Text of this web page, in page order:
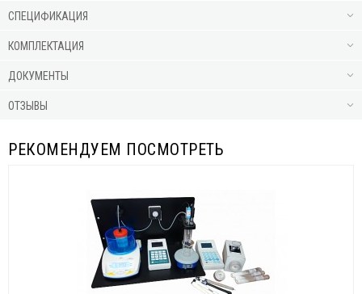
СПЕЦИФИКАЦИЯ
КОМПЛЕКТАЦИЯ
ДОКУМЕНТЫ
ОТЗЫВЫ
РЕКОМЕНДУЕМ ПОСМОТРЕТЬ